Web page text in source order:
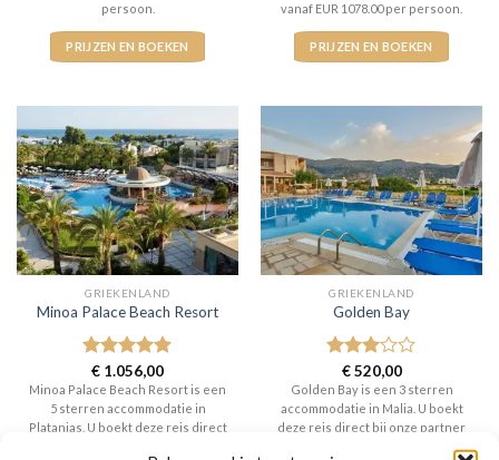
persoon.
PRIJZEN EN BOEKEN
vanaf EUR 1078.00 per persoon.
PRIJZEN EN BOEKEN
GRIEKENLAND
Minoa Palace Beach Resort
Gewaardeerd
5uit 5
€ 1.056,00
Minoa Palace Beach Resort is een
5 sterren accommodatie in
Platanias. U boekt deze reis direct
GRIEKENLAND
Golden Bay
Gewaardeerd
3 uit 5
€520,00
Golden Bay is een 3 sterren
accommodatie in Malia. U boekt
deze reis direct bij onze partner